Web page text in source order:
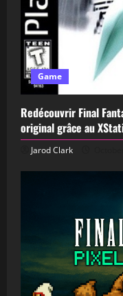
Game
Redécouvrir Final
original grâce au
Jarod Clark